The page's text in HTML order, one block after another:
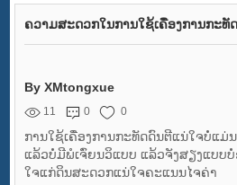
ຄວາມສະດວກໃນການໃຊ້ເຄື່ອງການກະທັ
By XMtongxue
11 0 0
ການໃຊ້ເຄື່ອງການກະທັດດົນຕີແນ່ໃຈບໍ່ແມ່
ແລ້ວບໍ່ມີພໍເຈົ່ຍນວິແບບ ແລ້ວຈັງສຽງແບບ
ໃຈແກ່ດິນສະດວກແນ່ໃຈຄະແນນໄຈຄ່າ